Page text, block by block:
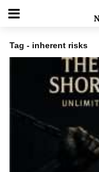
Tag - inherent risks